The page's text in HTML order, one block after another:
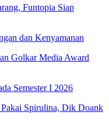
Funtopia Siap
dan Kenyamanan
Golkar Media Award
Semester I 2026
Spirulina, Dik Doank